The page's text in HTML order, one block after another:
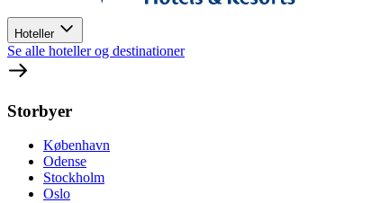
Hoteller
Se alle hoteller og destinationer
Storbyer
København
Odense
Stockholm
Oslo